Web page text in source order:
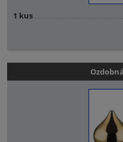
1 kus